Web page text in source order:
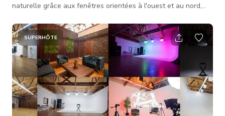
naturelle grâce aux fenêtres orientées à l'ouest et au nord,
de meubles et accessoires qui photographient
magnifiquement dès votre entrée. Ascenseur de fret pour un
chargement facile. Parking à louer juste en face pour les
productions et événements plus importants. L'ESPACE Le rez-
de-chaussée es
SUPERHÔTE